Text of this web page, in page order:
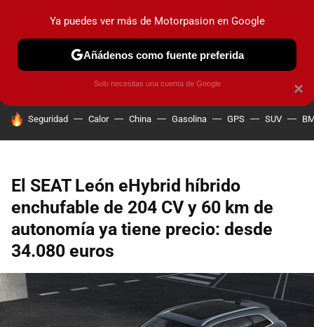
PRUEBAS COCHES ELÉCTRICOS OBSERVATORIO
HOY SE HABLA DE
Seguridad Calor China Gasolina GPS SUV
El SEAT León eHybrid híbrido
enchufable de 204 CV y 60 km de
autonomía ya tiene precio: desde
34.080 euros
×
Ya puedes ver más de Motorpasion en Google
Añádenos como fuente preferida
Solo necesitas una cuenta de Google